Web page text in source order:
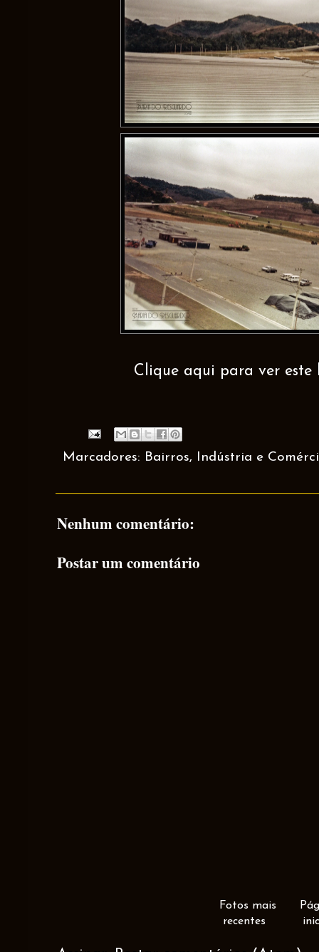
Clique aqui para ver este
Marcadores: Bairros, Indústria e
Nenhum comentário:
Postar um comentário
Fotos mais
recentes